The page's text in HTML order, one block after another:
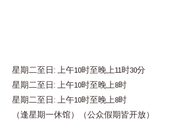
星期二至日: 上午10时至晚上11时30分
星期二至日: 上午10时至晚上8时
星期二至日: 上午10时至晚上8时
（逢星期一休馆）（公众假期皆开放）